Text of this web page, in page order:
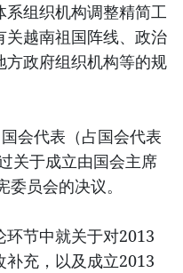
组织机构调整精简工
越南祖国阵线、政治
政府组织机构等的规
会代表（占国会代表
关于成立由国会主席
员会的决议。
节中就关于对2013
充，以及成立2013